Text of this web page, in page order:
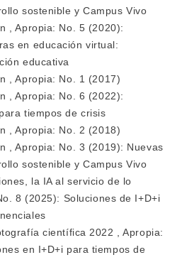
sostenible y Campus Vivo
,Apropia: No. 5 (2020):
en educación virtual:
educativa
,Apropia: No. 1 (2017)
,Apropia: No. 6 (2022):
tiempos de crisis
,Apropia: No. 2 (2018)
,Apropia: No. 3 (2019): Nuevas
sostenible y Campus Vivo
la IA al servicio de lo
8 (2025): Soluciones de I+D+i
científica 2022 ,Apropia:
en I+D+i para tiempos de